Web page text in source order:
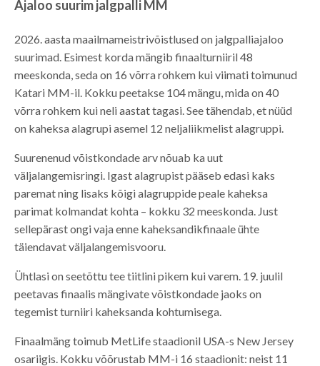
Ajaloo suurim jalgpalli MM
2026. aasta maailmameistrivõistlused on jalgpalliajaloo
suurimad. Esimest korda mängib finaalturniiril 48
meeskonda, seda on 16 võrra rohkem kui viimati toimunud
Katari MM-il. Kokku peetakse 104 mängu, mida on 40
võrra rohkem kui neli aastat tagasi. See tähendab, et nüüd
on kaheksa alagrupi asemel 12 neljaliikmelist alagruppi.
Suurenenud võistkondade arv nõuab ka uut
väljalangemisringi. Igast alagrupist pääseb edasi kaks
paremat ning lisaks kõigi alagruppide peale kaheksa
parimat kolmandat kohta – kokku 32 meeskonda. Just
sellepärast ongi vaja enne kaheksandikfinaale ühte
täiendavat väljalangemisvooru.
Ühtlasi on seetõttu tee tiitlini pikem kui varem. 19. juulil
peetavas finaalis mängivate võistkondade jaoks on
tegemist turniiri kaheksanda kohtumisega.
Finaalmäng toimub MetLife staadionil USA-s New Jersey
osariigis. Kokku võõrustab MM-i 16 staadionit: neist 11